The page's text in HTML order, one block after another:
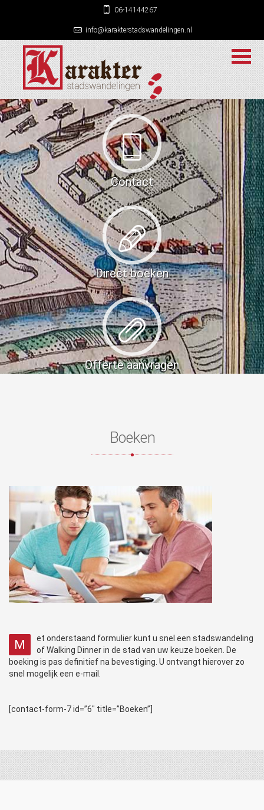
06-14144267
info@karakterstadswandelingen.nl
Contact
Direct boeken
Offerte aanvragen
Boeken
M
et onderstaand formulier kunt u snel een stadswandeling
of Walking Dinner in de stad van uw keuze boeken. De
boeking is pas definitief na bevestiging. U ontvangt hierover zo
snel mogelijk een e-mail.
[contact-form-7 id=”6″ title=”Boeken”]